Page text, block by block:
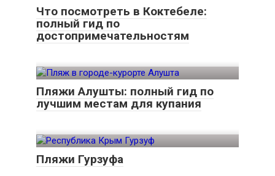
Что посмотреть в Коктебеле:
полный гид по
достопримечательностям
Пляжи Алушты: полный гид по
лучшим местам для купания
Пляжи Гурзуфа